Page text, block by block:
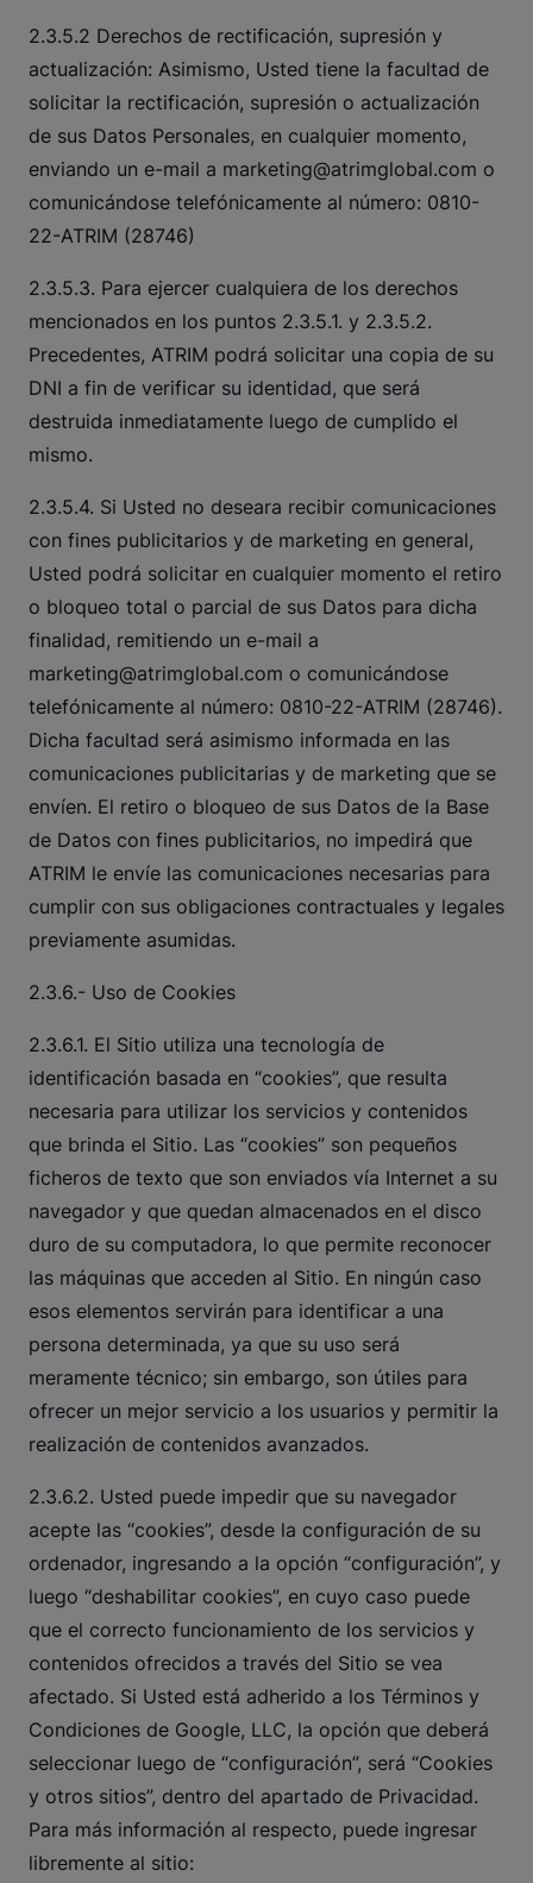
2.3.5.2 Derechos de rectificación, supresión y
actualización: Asimismo, Usted tiene la facultad de
solicitar la rectificación, supresión o actualización
de sus Datos Personales, en cualquier momento,
enviando un e-mail a marketing@atrimglobal.com o
comunicándose telefónicamente al número: 0810-
22-ATRIM (28746)
2.3.5.3. Para ejercer cualquiera de los derechos
mencionados en los puntos 2.3.5.1. y 2.3.5.2.
Precedentes, ATRIM podrá solicitar una copia de su
DNI a fin de verificar su identidad, que será
destruida inmediatamente luego de cumplido el
mismo.
2.3.5.4. Si Usted no deseara recibir comunicaciones
con fines publicitarios y de marketing en general,
Usted podrá solicitar en cualquier momento el retiro
o bloqueo total o parcial de sus Datos para dicha
finalidad, remitiendo un e-mail a
marketing@atrimglobal.com o comunicándose
telefónicamente al número: 0810-22-ATRIM (28746).
Dicha facultad será asimismo informada en las
comunicaciones publicitarias y de marketing que se
envíen. El retiro o bloqueo de sus Datos de la Base
de Datos con fines publicitarios, no impedirá que
ATRIM le envíe las comunicaciones necesarias para
cumplir con sus obligaciones contractuales y legales
previamente asumidas.
2.3.6.- Uso de Cookies
2.3.6.1. El Sitio utiliza una tecnología de
identificación basada en “cookies”, que resulta
necesaria para utilizar los servicios y contenidos
que brinda el Sitio. Las “cookies” son pequeños
ficheros de texto que son enviados vía Internet a su
navegador y que quedan almacenados en el disco
duro de su computadora, lo que permite reconocer
las máquinas que acceden al Sitio. En ningún caso
esos elementos servirán para identificar a una
persona determinada, ya que su uso será
meramente técnico; sin embargo, son útiles para
ofrecer un mejor servicio a los usuarios y permitir la
realización de contenidos avanzados.
2.3.6.2. Usted puede impedir que su navegador
acepte las “cookies”, desde la configuración de su
ordenador, ingresando a la opción “configuración”, y
luego “deshabilitar cookies”, en cuyo caso puede
que el correcto funcionamiento de los servicios y
contenidos ofrecidos a través del Sitio se vea
afectado. Si Usted está adherido a los Términos y
Condiciones de Google, LLC, la opción que deberá
seleccionar luego de “configuración”, será “Cookies
y otros sitios”, dentro del apartado de Privacidad.
Para más información al respecto, puede ingresar
libremente al sitio: